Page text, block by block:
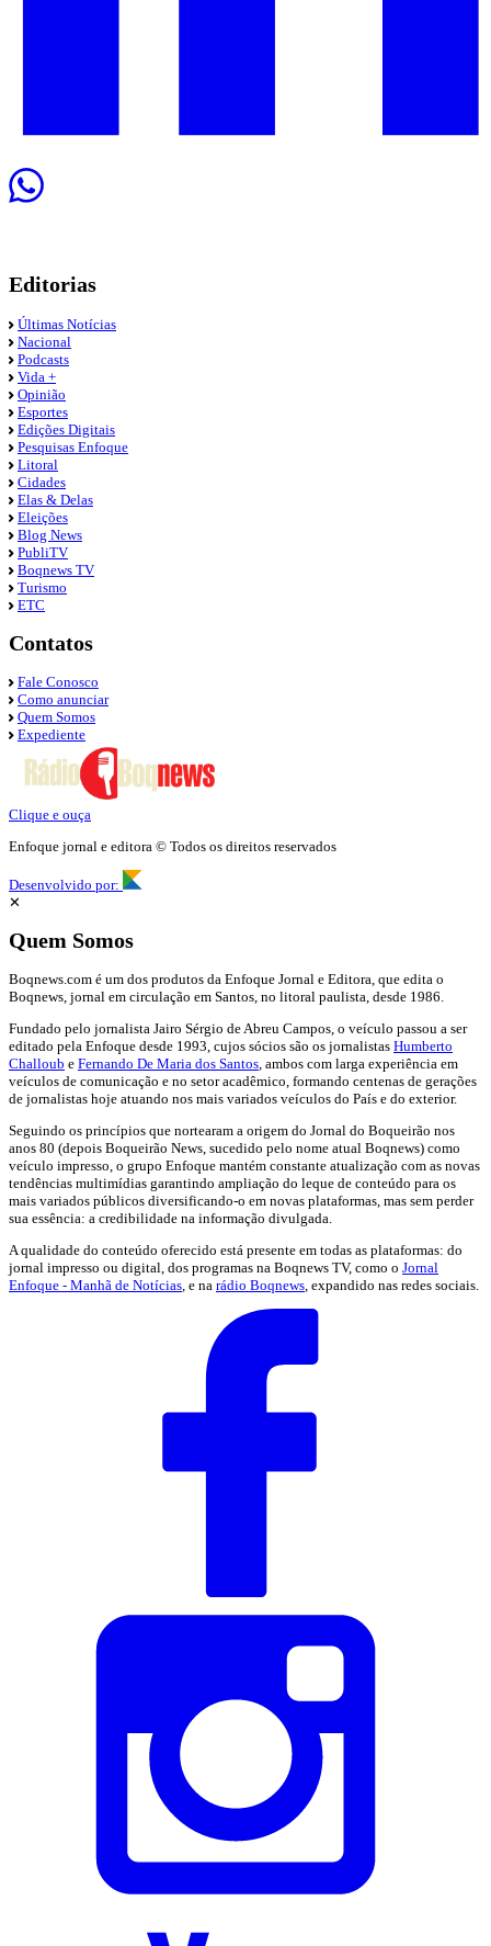
Editorias
Últimas Notícias
Nacional
Podcasts
Vida +
Opinião
Esportes
Edições Digitais
Pesquisas Enfoque
Litoral
Cidades
Elas & Delas
Eleições
Blog News
PubliTV
Boqnews TV
Turismo
ETC
Contatos
Fale Conosco
Como anunciar
Quem Somos
Expediente
Clique e ouça
Enfoque jornal e editora © Todos os direitos reservados
Desenvolvido por:
✕
Quem Somos
Boqnews.com é um dos produtos da Enfoque Jornal e Editora, que edita o
Boqnews, jornal em circulação em Santos, no litoral paulista, desde 1986.
Fundado pelo jornalista Jairo Sérgio de Abreu Campos, o veículo passou a ser
editado pela Enfoque desde 1993, cujos sócios são os jornalistas Humberto
Challoub e Fernando De Maria dos Santos, ambos com larga experiência em
veículos de comunicação e no setor acadêmico, formando centenas de gerações
de jornalistas hoje atuando nos mais variados veículos do País e do exterior.
Seguindo os princípios que nortearam a origem do Jornal do Boqueirão nos
anos 80 (depois Boqueirão News, sucedido pelo nome atual Boqnews) como
veículo impresso, o grupo Enfoque mantém constante atualização com as novas
tendências multimídias garantindo ampliação do leque de conteúdo para os
mais variados públicos diversificando-o em novas plataformas, mas sem perder
sua essência: a credibilidade na informação divulgada.
A qualidade do conteúdo oferecido está presente em todas as plataformas: do
jornal impresso ou digital, dos programas na Boqnews TV, como o Jornal
Enfoque - Manhã de Notícias, e na rádio Boqnews, expandido nas redes sociais.